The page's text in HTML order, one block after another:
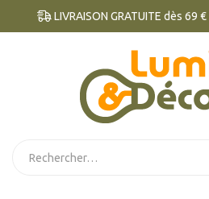
LIVRAISON GRATUITE dès 69 € |